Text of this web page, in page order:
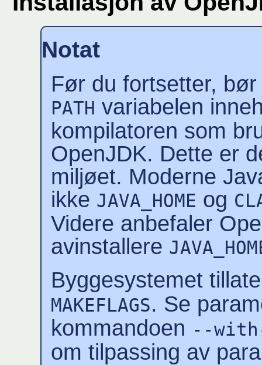
Notat
Før du fortsetter,
PATH variabelen
kompilatoren som
OpenJDK. Dette er
miljøet. Moderne
ikke JAVA_HOME og
Videre anbefaler
avinstallere
Byggesystemet
MAKEFLAGS. Se
kommandoen --
om tilpassing av